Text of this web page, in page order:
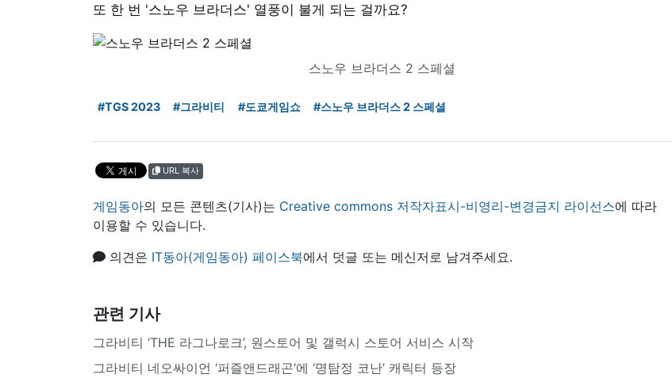
또 한 번 '스노우 브라더스' 열풍이 불게 되는 걸까요?
스노우 브라더스 2 스페셜
#TGS 2023 #그라비티 #도쿄게임쇼 #스노우 브라더스 2 스페셜
URL 복사
게임동아의 모든 콘텐츠(기사)는 Creative commons 저작자표시-비영리-변경금지 라이선스에 따라
이용할 수 있습니다.
의견은 IT동아(게임동아) 페이스북에서 덧글 또는 메신저로 남겨주세요.
관련 기사
그라비티 ‘THE 라그나로크’, 원스토어 및 갤럭시 스토어 서비스 시작
그라비티 네오싸이언 ‘퍼즐앤드래곤’에 ‘명탐정 코난’ 캐릭터 등장